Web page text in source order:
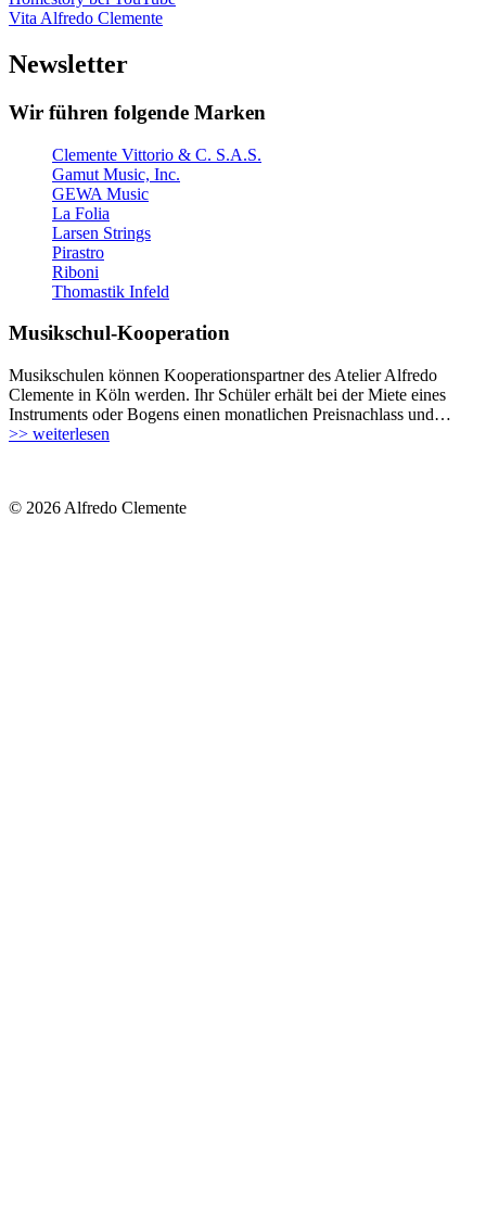
Vita Alfredo Clemente
Newsletter
Wir führen folgende Marken
Clemente Vittorio & C. S.A.S.
Gamut Music, Inc.
GEWA Music
La Folia
Larsen Strings
Pirastro
Riboni
Thomastik Infeld
Musikschul-Kooperation
Musikschulen können Kooperationspartner des Atelier Alfredo
Clemente in Köln werden. Ihr Schüler erhält bei der Miete eines
Instruments oder Bogens einen monatlichen Preisnachlass und…
>> weiterlesen
© 2026 Alfredo Clemente